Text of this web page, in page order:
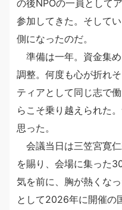
の後NPOの一員として
参加してきた。そして
側になったのだ。
準備は一年。資金集
調整。何度も心が折れ
ティアとして同じ志で
らこそ乗り越えられた
思った。
会議当日は三笠宮寛
を賜り、会場に集った
気を前に、胸が熱くな
として2026年に開催の